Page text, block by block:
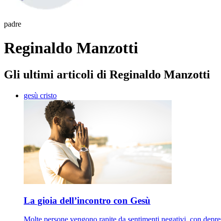
padre
Reginaldo Manzotti
Gli ultimi articoli di Reginaldo Manzotti
gesù cristo
La gioia dell’incontro con Gesù